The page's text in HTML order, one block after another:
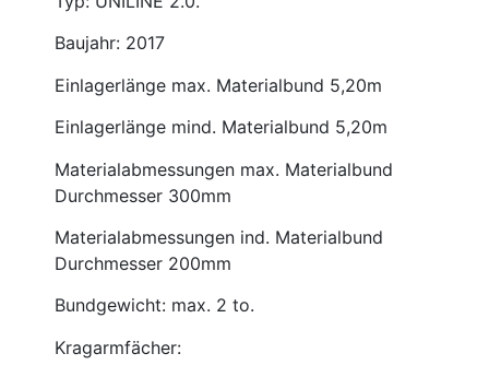
Baujahr: 2017
Einlagerlänge max. Materialbund 5,20m
Einlagerlänge mind. Materialbund 5,20m
Materialabmessungen max. Materialbund
Durchmesser 300mm
Materialabmessungen ind. Materialbund
Durchmesser 200mm
Bundgewicht: max. 2 to.
Kragarmfächer: